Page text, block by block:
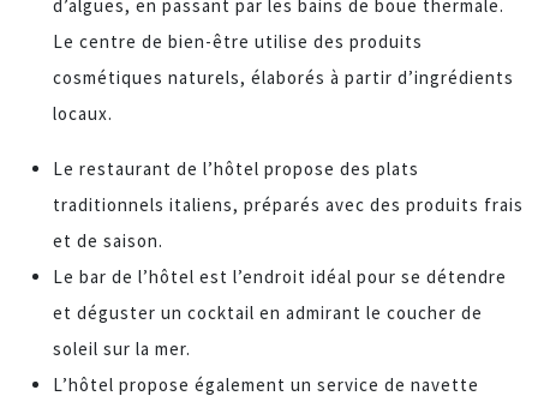
d’algues, en passant par les bains de boue thermale.
Le centre de bien-être utilise des produits
cosmétiques naturels, élaborés à partir d’ingrédients
locaux.
Le restaurant de l’hôtel propose des plats
traditionnels italiens, préparés avec des produits frais
et de saison.
Le bar de l’hôtel est l’endroit idéal pour se détendre
et déguster un cocktail en admirant le coucher de
soleil sur la mer.
L’hôtel propose également un service de navette